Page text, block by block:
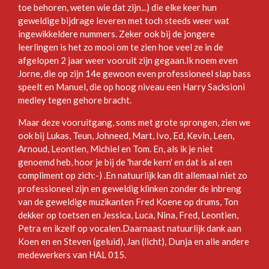
toe behoren, weten wie dat zijn...) die elke keer hun
geweldige bijdrage leveren met toch steeds weer wat
ingewikkeldere nummers. Zeker ook bij de jongere
leerlingen is het zo mooi om te zien hoe veel ze in de
afgelopen 2 jaar weer vooruit zijn gegaan.Ik noem even
Jorne, die op zijn 14e gewoon even professioneel slap bass
speelt en Manuel, die op hoog niveau een Harry Sacksioni
medley tegen gehore bracht.
Maar deze vooruitgang, soms met grote sprongen, zien we
ook bij Lukas, Teun, Johneed, Mart, Ivo, Ed, Kevin, Leen,
Arnoud, Leontien, Michiel en Tom. En, als ik je niet
genoemd heb, hoor je bij de 'harde kern' en dat is al een
compliment op zich:-) .En natuurlijk kan dit allemaal niet zo
professioneel zijn en geweldig klinken zonder de inbreng
van de geweldige muzikanten Fred Koene op drums, Ton
dekker op toetsen en Jessica, Luca, Nina, Fred, Leontien,
Petra en ikzelf op vocalen.Daarnaast natuurlijk dank aan
Koen en en Steven (geluid), Jan (licht), Dunja en alle andere
medewerkers van HAL 015.